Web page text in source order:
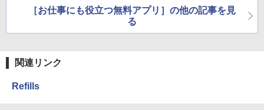
［お仕事にも役立つ無料アプリ］の他の記事を見
る
関連リンク
Refills